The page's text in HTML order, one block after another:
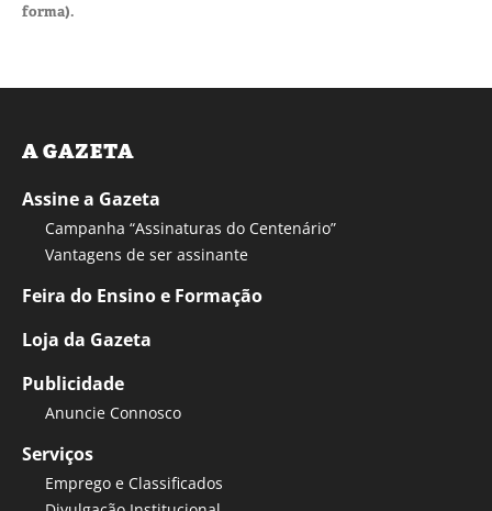
forma).
A GAZETA
Assine a Gazeta
Campanha “Assinaturas do Centenário”
Vantagens de ser assinante
Feira do Ensino e Formação
Loja da Gazeta
Publicidade
Anuncie Connosco
Serviços
Emprego e Classificados